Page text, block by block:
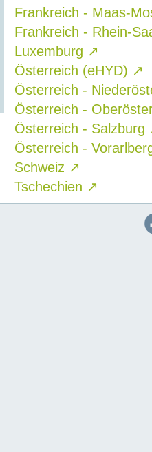
Frankreich - Maas-
Frankreich - Rhein-
Luxemburg ↗
Österreich (eHYD) ↗
Österreich -
Österreich -
Österreich - Salzburg
Österreich -
Schweiz ↗
Tschechien ↗